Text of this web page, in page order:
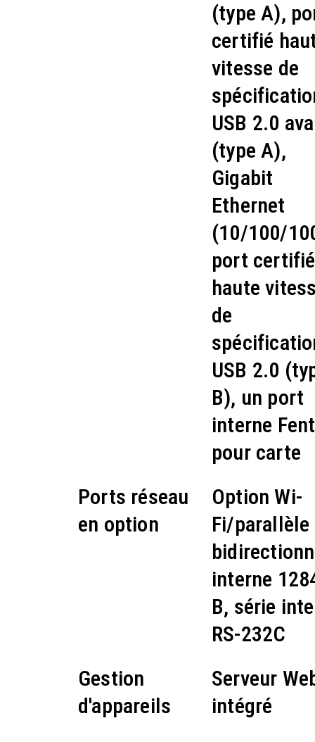
(type A),
certifié
vitesse de
USB 2.0
(type A),
Gigabit
Ethernet
(10/100/
port certifié
haute
de
USB 2.0
B), un port
interne
pour carte
Ports réseau
en option
Option Wi-
Fi/parallèle
interne
B, série
RS-232C
Gestion
d'appareils
Serveur
intégré